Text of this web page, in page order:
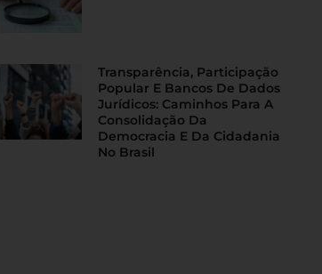
Transparência, Participação
Popular E Bancos De Dados
Jurídicos: Caminhos Para A
Consolidação Da
Democracia E Da Cidadania
No Brasil